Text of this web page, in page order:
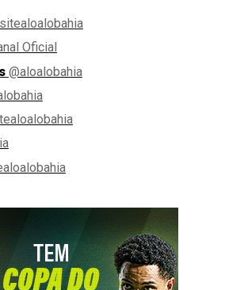
Oficial
@aloalobahia